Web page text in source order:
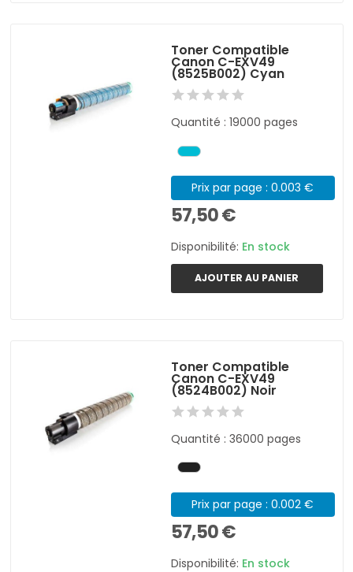
Toner Compatible
Canon C-EXV49
(8525B002) Cyan
Quantité : 19000 pages
Prix par page : 0.003 €
57,50 €
Disponibilité: En stock
AJOUTER AU PANIER
Toner Compatible
Canon C-EXV49
(8524B002) Noir
Quantité : 36000 pages
Prix par page : 0.002 €
57,50 €
Disponibilité: En stock